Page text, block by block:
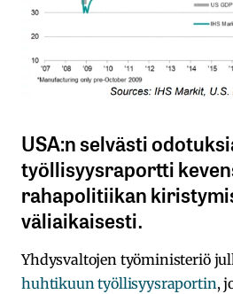
USA:n selvästi
työllisyysraportti
rahapolitiikan
väliaikaisesti.
Yhdysvaltojen työministeriö
huhtikuun työllisyysraportin,